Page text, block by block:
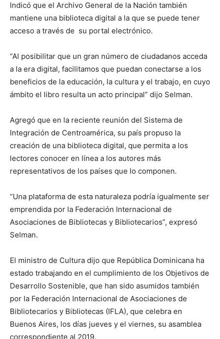
Indicó que el Archivo General de la Nación también
mantiene una biblioteca digital a la que se puede tener
acceso a través de su portal electrónico.
“Al posibilitar que un gran número de ciudadanos acceda
a la era digital, facilitamos que puedan conectarse a los
beneficios de la educación, la cultura y el trabajo, en cuyo
ámbito el libro resulta un acto principal” dijo Selman.
Agregó que en la reciente reunión del Sistema de
Integración de Centroamérica, su país propuso la
creación de una biblioteca digital, que permita a los
lectores conocer en línea a los autores más
representativos de los países que lo componen.
“Una plataforma de esta naturaleza podría igualmente ser
emprendida por la Federación Internacional de
Asociaciones de Bibliotecas y Bibliotecarios”, expresó
Selman.
El ministro de Cultura dijo que República Dominicana ha
estado trabajando en el cumplimiento de los Objetivos de
Desarrollo Sostenible, que han sido asumidos también
por la Federación Internacional de Asociaciones de
Bibliotecarios y Bibliotecas (IFLA), que celebra en
Buenos Aires, los días jueves y el viernes, su asamblea
correspondiente al 2019.